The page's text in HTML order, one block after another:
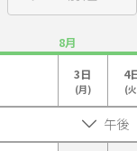
8月
3日
(月)
4
(
午後